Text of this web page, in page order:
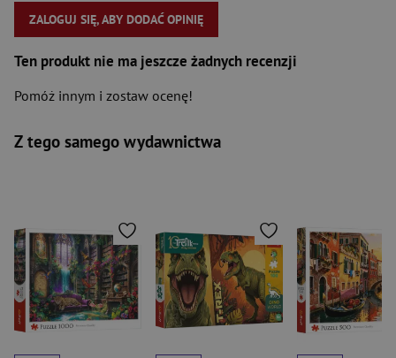
ZALOGUJ SIĘ, ABY DODAĆ OPINIĘ
Ten produkt nie ma jeszcze żadnych recenzji
Pomóż innym i zostaw ocenę!
Z tego samego wydawnictwa